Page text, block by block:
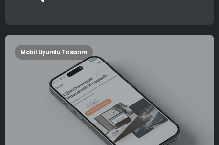
Mobil Uyumlu Tasarım